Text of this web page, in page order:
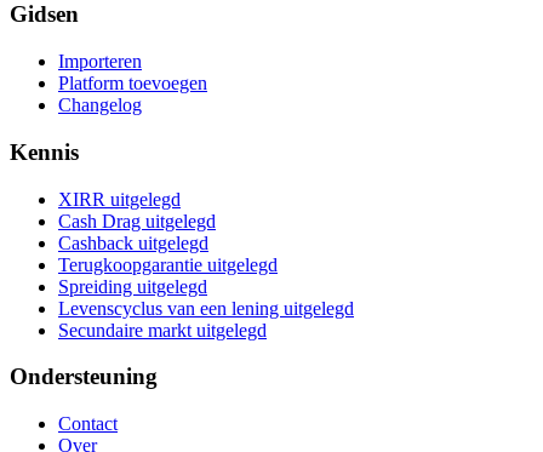
Gidsen
Importeren
Platform toevoegen
Changelog
Kennis
XIRR uitgelegd
Cash Drag uitgelegd
Cashback uitgelegd
Terugkoopgarantie uitgelegd
Spreiding uitgelegd
Levenscyclus van een lening uitgelegd
Secundaire markt uitgelegd
Ondersteuning
Contact
Over